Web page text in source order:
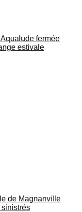
fermée
estivale
de Magnanville
sinistrés